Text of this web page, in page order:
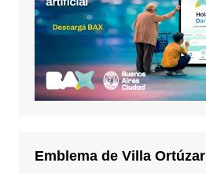
Emblema de Villa Ortúzar